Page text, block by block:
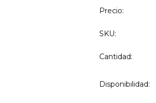
Precio:
SKU:
Cantidad:
Disponibilidad: